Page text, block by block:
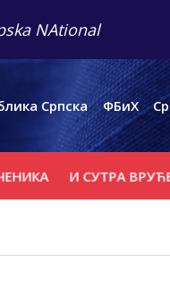
NAtional
Српска ФБиХ
И СУТРА ВРУЋЕ,